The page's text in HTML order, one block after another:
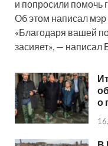
и попросили помочь
Об этом написал
«Благодаря вашей
засияет», — написал
о